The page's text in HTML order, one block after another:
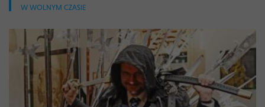
W WOLNYM CZASIE